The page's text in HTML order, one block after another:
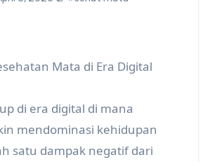
Mata di Era Digital
di era digital di mana
mendominasi kehidupan
satu dampak negatif dari